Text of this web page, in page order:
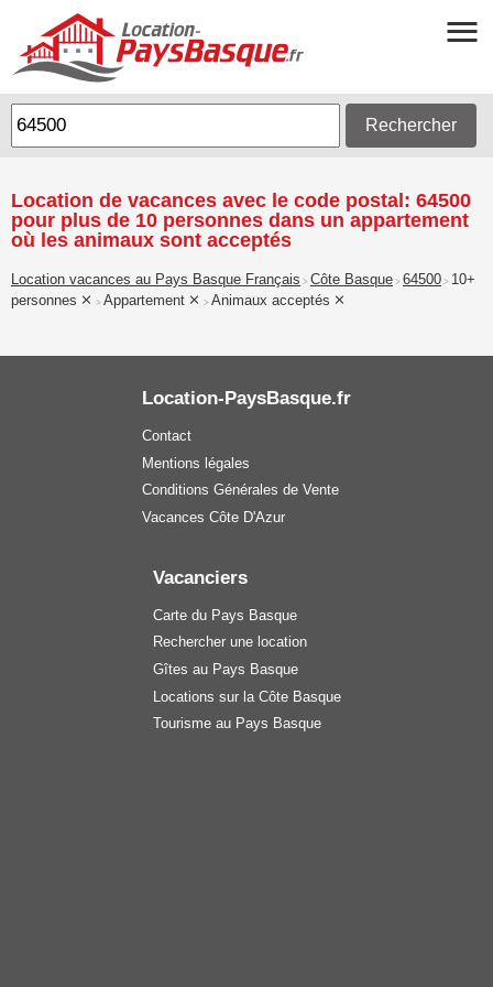
Rechercher
Location de vacances avec le code postal: 64500
pour plus de 10 personnes dans un appartement
où les animaux sont acceptés
Location vacances au Pays Basque Français > Côte Basque > 64500 > 10+
personnes
> Appartement > Animaux acceptés
Location-PaysBasque.fr
Contact
Mentions légales
Conditions Générales de Vente
Vacances Côte D'Azur
Vacanciers
Carte du Pays Basque
Rechercher une location
Gîtes au Pays Basque
Locations sur la Côte Basque
Tourisme au Pays Basque